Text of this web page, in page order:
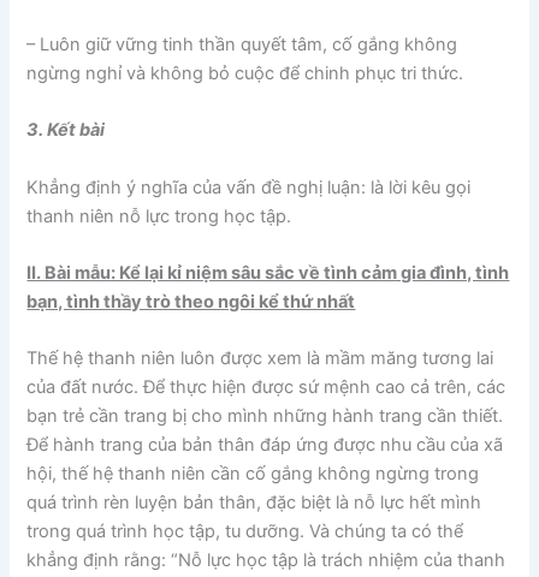
– Luôn giữ vững tinh thần quyết tâm, cố gắng không
ngừng nghỉ và không bỏ cuộc để chinh phục tri thức.
3. Kết bài
Khẳng định ý nghĩa của vấn đề nghị luận: là lời kêu gọi
thanh niên nỗ lực trong học tập.
II. Bài mẫu: Kể lại kỉ niệm sâu sắc về tình cảm gia đình, tình
bạn, tình thầy trò theo ngôi kể thứ nhất
Thế hệ thanh niên luôn được xem là mầm măng tương lai
của đất nước. Để thực hiện được sứ mệnh cao cả trên, các
bạn trẻ cần trang bị cho mình những hành trang cần thiết.
Để hành trang của bản thân đáp ứng được nhu cầu của xã
hội, thế hệ thanh niên cần cố gắng không ngừng trong
quá trình rèn luyện bản thân, đặc biệt là nỗ lực hết mình
trong quá trình học tập, tu dưỡng. Và chúng ta có thể
khẳng định rằng: “Nỗ lực học tập là trách nhiệm của thanh